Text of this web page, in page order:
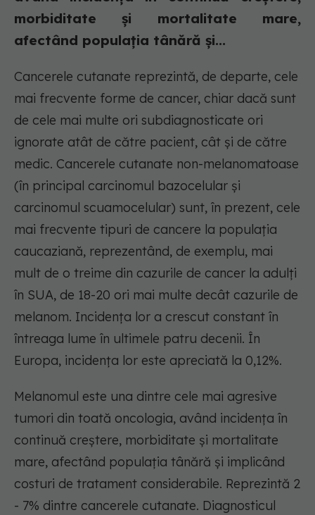
morbiditate și mortalitate mare,
afectând populația tânără și...
Cancerele cutanate reprezintă, de departe, cele
mai frecvente forme de cancer, chiar dacă sunt
de cele mai multe ori subdiagnosticate ori
ignorate atât de către pacient, cât și de către
medic. Cancerele cutanate non-melanomatoase
(în principal carcinomul bazocelular și
carcinomul scuamocelular) sunt, în prezent, cele
mai frecvente tipuri de cancere la populația
caucaziană, reprezentând, de exemplu, mai
mult de o treime din cazurile de cancer la adulți
în SUA, de 18-20 ori mai multe decât cazurile de
melanom. Incidența lor a crescut constant în
întreaga lume în ultimele patru decenii. În
Europa, incidența lor este apreciată la 0,12%.
Melanomul este una dintre cele mai agresive
tumori din toată oncologia, având incidența în
continuă creștere, morbiditate și mortalitate
mare, afectând populația tânără și implicând
costuri de tratament considerabile. Reprezintă 2
- 7% dintre cancerele cutanate. Diagnosticul